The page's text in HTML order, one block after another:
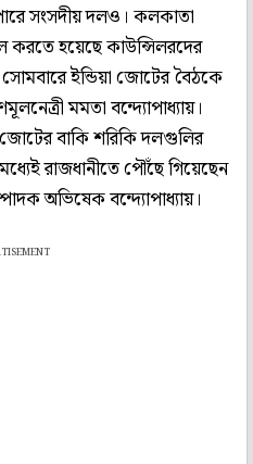
সংসদীয় দলও। কলকাতা
করতে হয়েছে কাউন্সিলরদের
সোমবারে ইন্ডিয়া জোটের বৈঠকে
মমতা বন্দ্যোপাধ্যায়।
বাকি শরিকি দলগুলির
রাজধানীতে পৌঁছে গিয়েছেন
অভিষেক বন্দ্যোপাধ্যায়।